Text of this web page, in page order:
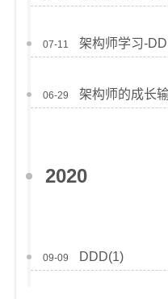
07-11 架构师学习-
06-29 架构师的成长
2020
09-09 DDD(1)